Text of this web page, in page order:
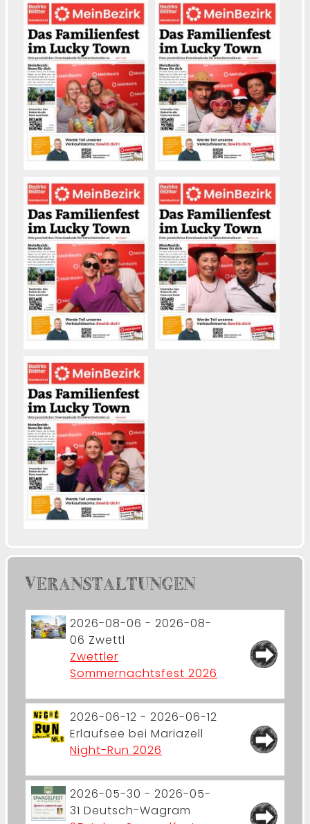
VERANSTALTUNGEN
2026-08-06 - 2026-08-
06 Zwettl
Zwettler
Sommernachtsfest 2026
2026-06-12 - 2026-06-12
Erlaufsee bei Mariazell
Night-Run 2026
2026-05-30 - 2026-05-
31 Deutsch-Wagram